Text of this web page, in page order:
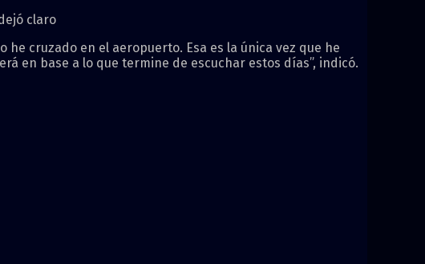
claro
he cruzado en el aeropuerto. Esa es la única vez que he
en base a lo que termine de escuchar estos días”, indicó.